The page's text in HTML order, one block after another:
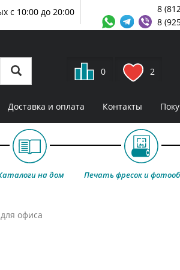
8
8
с 10:00 до 20:00
0 2
Доставка и оплата Контакты
на дом Печать фресок и
офиса